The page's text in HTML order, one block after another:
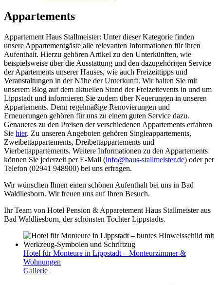
Appartements
Appartement Haus Stallmeister: Unter dieser Kategorie finden
unsere Appartementgäste alle relevanten Informationen für ihren
Aufenthalt. Hierzu gehören Artikel zu den Unterkünften, wie
beispielsweise über die Ausstattung und den dazugehörigen Service
der Apartements unserer Hauses, wie auch Freizeittipps und
Veranstaltungen in der Nähe der Unterkunft. Wir halten Sie mit
unserem Blog auf dem aktuellen Stand der Freizeitevents in und um
Lippstadt und informieren Sie zudem über Neuerungen in unseren
Appartements. Denn regelmäßige Renovierungen und
Erneuerungen gehören für uns zu einem guten Service dazu.
Genaueres zu den Preisen der verschiedenen Appartements erfahren
Sie hier. Zu unseren Angeboten gehören Singleappartements,
Zweibettappartements, Dreibettappartements und
Vierbettappartements. Weitere Informationen zu den Appartements
können Sie jederzeit per E-Mail (info@haus-stallmeister.de) oder per
Telefon (02941 948900) bei uns erfragen.
Wir wünschen Ihnen einen schönen Aufenthalt bei uns in Bad
Waldliesborn. Wir freuen uns auf Ihren Besuch.
Ihr Team von Hotel Pension & Apparetement Haus Stallmeister aus
Bad Waldliesborn, der schönsten Tochter Lippstadts.
Hotel für Monteure in Lippstadt – Monteurzimmer &
Wohnungen
Gallerie